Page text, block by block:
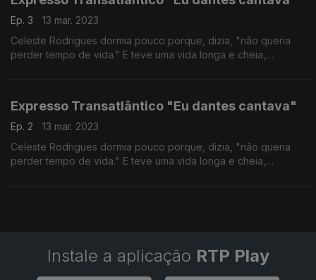
Ep. 3
13 mar. 2023
Celeste Rodrigues dormia pouco porque, dizia, "não queria
perder tempo de vida." E teve uma vida longa e cheia,
Expresso Transatlântico "Eu dantes cantava"
Ep. 2
13 mar. 2023
Celeste Rodrigues dormia pouco porque, dizia, "não queria
perder tempo de vida." E teve uma vida longa e cheia,
Instale a aplicação RTP Play